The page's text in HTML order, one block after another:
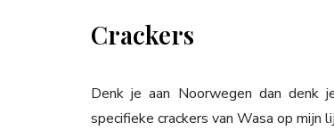
Crackers
Denk je aan Noorwegen dan denk
specifieke crackers van Wasa op mijn